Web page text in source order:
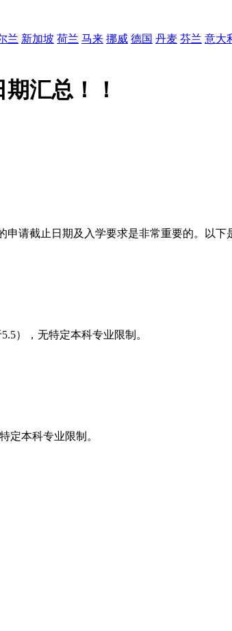
兰 新加坡 荷兰 马来 挪威 德国 丹麦 芬兰 意大
汇总！！
请截止日期及入学要求是非常重要的。以
），无特定本科专业限制。
定本科专业限制。